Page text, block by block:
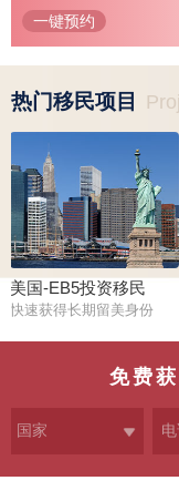
一键预约
热门移民项目
美国-EB5投资移民
快速获得长期留美身份
免费